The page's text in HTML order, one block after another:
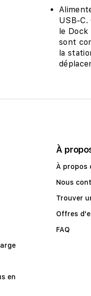
USB-
le
sont
la
en
À
À propos
Nous
Trouver
Offres
FAQ